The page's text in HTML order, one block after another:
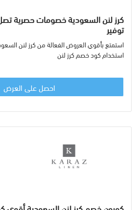
توفير
استخدام كود خصم كرز لنن
احصل على العرض